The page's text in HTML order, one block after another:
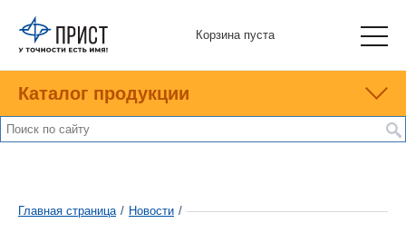
Корзина пуста
Каталог продукции
Главная страница / Новости /